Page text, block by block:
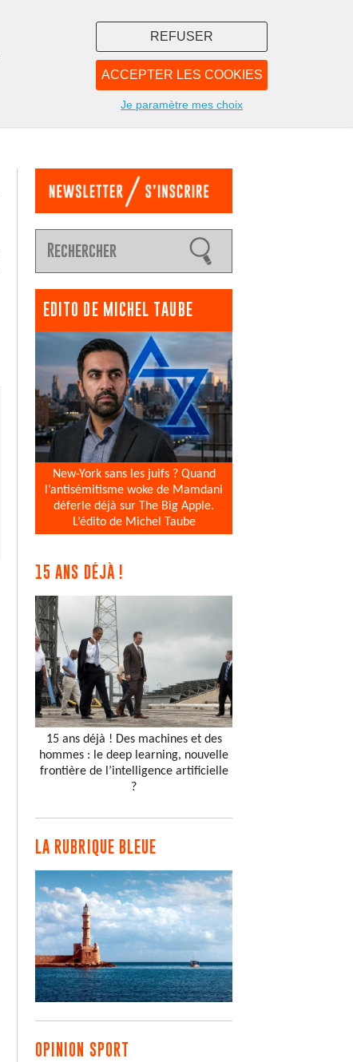
ACCEPTER LES COOKIES
REFUSER
Je paramètre mes choix
NOUS
EDITO DE MICHEL TAUBE
New-York sans les juifs ? Quand
l’antisémitisme woke de Mamdani
déferle déjà sur The Big Apple.
L’édito de Michel Taube
15 ANS DÉJÀ !
15 ans déjà ! Des machines et des
hommes : le deep learning, nouvelle
frontière de l’intelligence artificielle
?
LA RUBRIQUE BLEUE
OPINION SPORT